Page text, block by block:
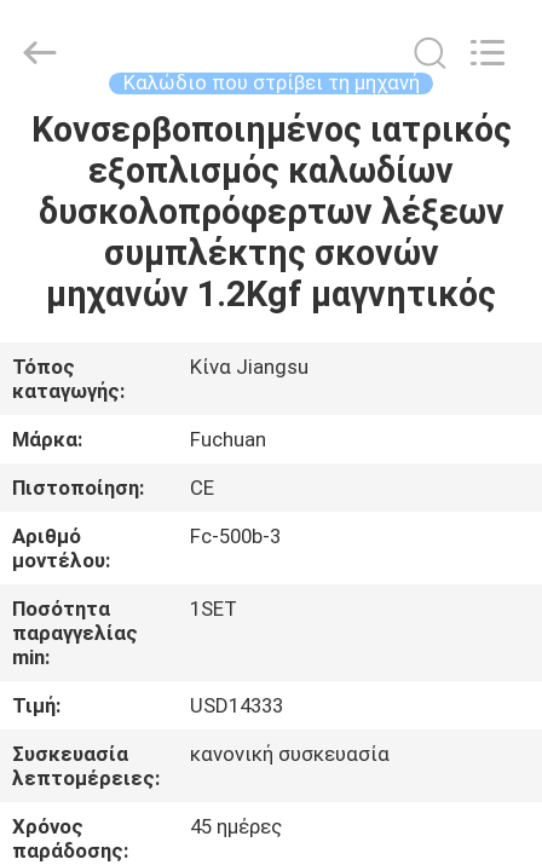
ΣΠΊΤΙ
ΠΡΟΪΌΝΤΑ
ΒΊΝΤΕΟ
ΕΜΦΆΝΙΣΗ
VR
ΣΧΕΤΙΚΆ
ΜΕ
ΕΜΆΣ
ΕΠΙΣΚΈΨΕΙΣ
ΕΡΓΟΣΤΆΣΙΟ
ΈΛΕΓΧΟΣ
ΠΟΙΌΤΗΤΑΣ
and
Mechanical
Rights
Reserved.
Καλώδιο που στρίβει τη μηχανή
Κονσερβοποιημένος ιατρικός
εξοπλισμός καλωδίων
δυσκολοπρόφερτων λέξεων
συμπλέκτης σκονών
μηχανών 1.2Kgf μαγνητικός
Τόπος
καταγωγής:
Κίνα Jiangsu
Μάρκα:
Fuchuan
Πιστοποίηση:
CE
Αριθμό
μοντέλου:
Fc-500b-3
Ποσότητα
παραγγελίας
min:
1SET
Τιμή:
USD14333
Συσκευασία
λεπτομέρειες:
κανονική συσκευασία
Χρόνος
παράδοσης:
45 ημέρες